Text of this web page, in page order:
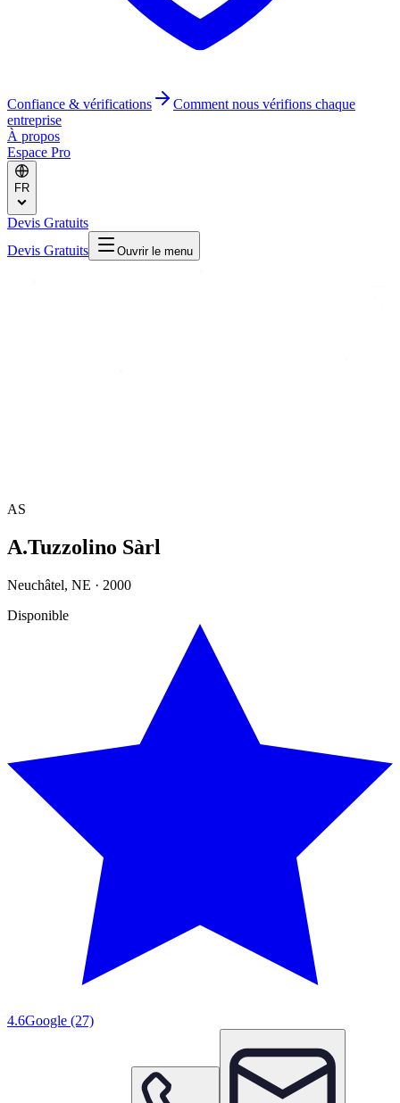
Confiance & vérifications
Comment nous vérifions chaque
entreprise
À propos
Espace Pro
FR
Devis Gratuits
Devis Gratuits
Ouvrir le menu
AS
A.Tuzzolino Sàrl
Neuchâtel, NE · 2000
Disponible
4.6Google (27)